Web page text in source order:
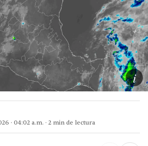
i
· 04:02 a.m. · 2 min de lectura